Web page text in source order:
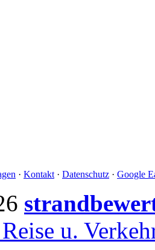
· Kontakt · Datenschutz · Google
Reise u.